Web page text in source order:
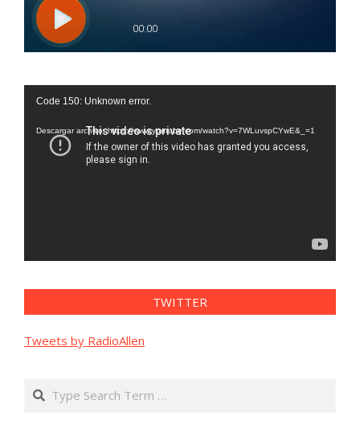
Reproductor
vídeo
Code 150: Unknown error.
Descargar archivo: https://www.youtube.com/watch?v=7WLuvspCYwE&_=1
TWITTER
Tweets by RadioAllen
Search